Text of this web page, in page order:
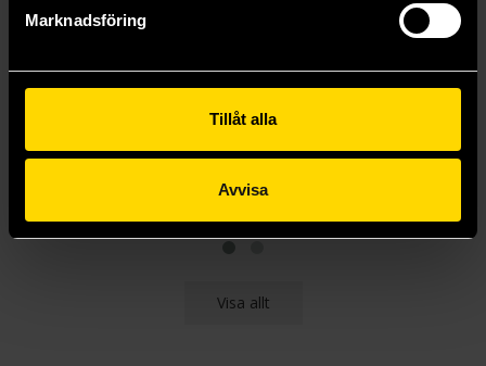
Marknadsföring
Tillåt alla
Avvisa
Ostindiska kompanierna Häxeri och trolldom i ondskans tid
Dick Harrison
Visa allt